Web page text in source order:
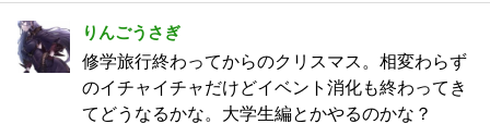
りんごうさぎ
修学旅行終わってからのクリスマス。相変わらず
のイチャイチャだけどイベント消化も終わってき
てどうなるかな。大学生編とかやるのかな？